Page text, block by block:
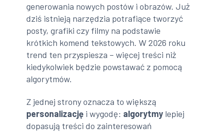
generowania nowych postów i obrazów. Już
dziś istnieją narzędzia potrafiące tworzyć
posty, grafiki czy filmy na podstawie
krótkich komend tekstowych. W 2026 roku
trend ten przyspiesza – więcej treści niż
kiedykolwiek będzie powstawać z pomocą
algorytmów.
Z jednej strony oznacza to większą
personalizację i wygodę: algorytmy lepiej
dopasują treści do zainteresowań